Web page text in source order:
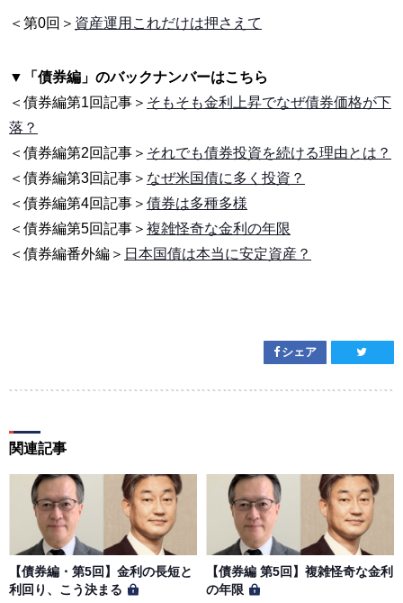
＜第0回＞ 資産運用これだけは押さえて
▼「債券編」のバックナンバーはこちら
＜債券編第1回記事＞ そもそも金利上昇でなぜ債券価格が下
落？
＜債券編第2回記事＞ それでも債券投資を続ける理由とは？
＜債券編第3回記事＞ なぜ米国債に多く投資？
＜債券編第4回記事＞ 債券は多種多様
＜債券編第5回記事＞ 複雑怪奇な金利の年限
＜債券編番外編＞ 日本国債は本当に安定資産？
シェア
関連記事
【債券編・第5回】金利の長短と
利回り、こう決まる
【債券編 第5回】複雑怪奇な金利
の年限